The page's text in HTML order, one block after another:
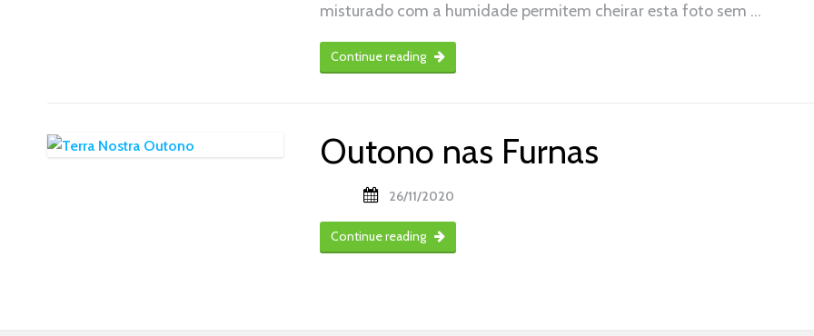
misturado com a humidade permitem cheirar esta foto sem …
Continue reading
Outono nas Furnas
26/11/2020
Continue reading